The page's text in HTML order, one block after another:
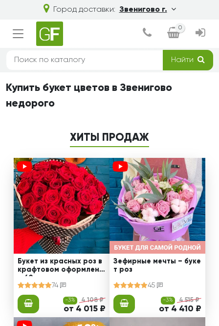
Город доставки: Звенигово г.
0
Найти
Купить букет цветов в Звенигово
недорого
ХИТЫ ПРОДАЖ
Букет из красных роз в
крафтовом оформлени
и 60 см
74
-3% 4 108 ₽
от 4 015 ₽
Зефирные мечты – буке
т роз
45
-3% 4 515 ₽
от 4 410 ₽